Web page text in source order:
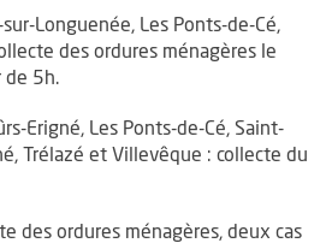
Longuenée, Les Ponts-de-Cé,
des ordures ménagères le
de 5h.
Erigné, Les Ponts-de-Cé, Saint-
Trélazé et Villevêque : collecte du
des ordures ménagères, deux cas